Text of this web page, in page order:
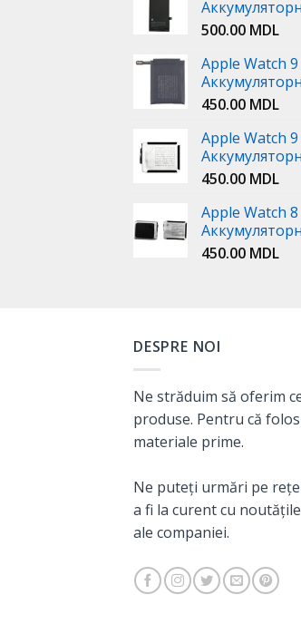
500.00 MDL
Apple Watch
450.00 MDL
Apple Watch
450.00 MDL
Apple Watch
450.00 MDL
DESPRE NOI
Ne străduim să oferim
produse. Pentru că
materiale prime.
Ne puteți urmări pe
a fi la curent cu
ale companiei.